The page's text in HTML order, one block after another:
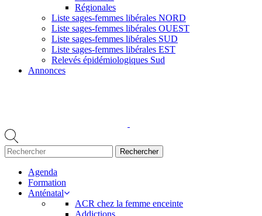
Régionales
Liste sages-femmes libérales NORD
Liste sages-femmes libérales OUEST
Liste sages-femmes libérales SUD
Liste sages-femmes libérales EST
Relevés épidémiologiques Sud
Annonces
Agenda
Formation
Anténatal
ACR chez la femme enceinte
Addictions